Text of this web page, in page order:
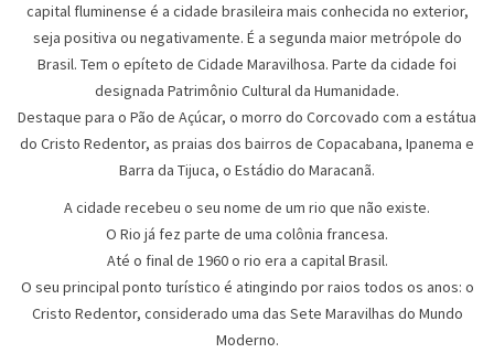
capital fluminense é a cidade brasileira mais conhecida no exterior,
seja positiva ou negativamente. É a segunda maior metrópole do
Brasil. Tem o epíteto de Cidade Maravilhosa. Parte da cidade foi
designada Patrimônio Cultural da Humanidade.
Destaque para o Pão de Açúcar, o morro do Corcovado com a estátua
do Cristo Redentor, as praias dos bairros de Copacabana, Ipanema e
Barra da Tijuca, o Estádio do Maracanã.
A cidade recebeu o seu nome de um rio que não existe.
O Rio já fez parte de uma colônia francesa.
Até o final de 1960 o rio era a capital Brasil.
O seu principal ponto turístico é atingindo por raios todos os anos: o
Cristo Redentor, considerado uma das Sete Maravilhas do Mundo
Moderno.